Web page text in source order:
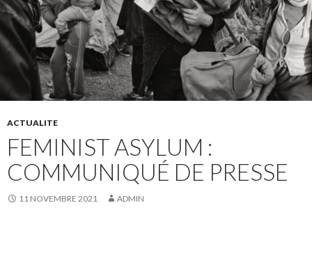
ACTUALITE
FEMINIST ASYLUM :
COMMUNIQUÉ DE PRESSE
11 NOVEMBRE 2021 ADMIN